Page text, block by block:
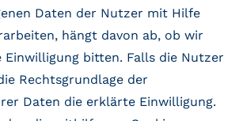
Daten der Nutzer mit Hilfe
hängt davon ab, ob wir
Einwilligung bitten. Falls die Nutzer
Rechtsgrundlage der
Daten die erklärte Einwilligung.